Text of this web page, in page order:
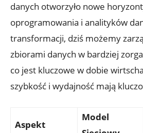
⁢danych otworzyło nowe‍
oprogramowania i analityków
transformacji, dziś możemy
zbiorami ‍danych ⁢w bardziej
co⁢ jest kluczowe w dobie
szybkość i wydajność ‍mają
Aspekt
Model